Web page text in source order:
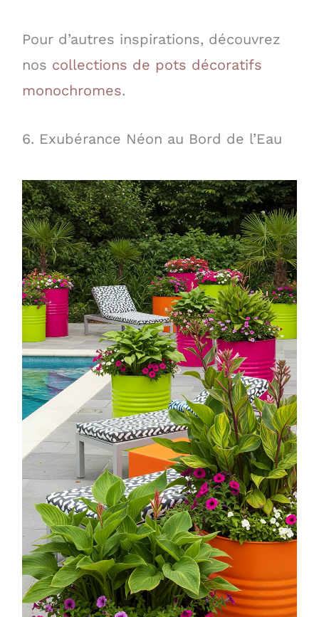
Pour d’autres inspirations, découvrez
nos collections de pots décoratifs
monochromes.
6. Exubérance Néon au Bord de l’Eau